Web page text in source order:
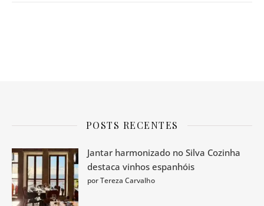
POSTS RECENTES
Jantar harmonizado no Silva Cozinha
destaca vinhos espanhóis
por Tereza Carvalho